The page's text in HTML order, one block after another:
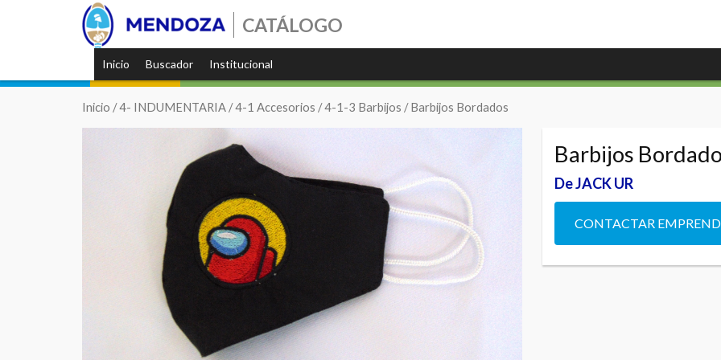
CATÁLOGO
Inicio Buscador Institucional
Inicio /4- INDUMENTARIA /4-1 Accesorios /4-1-3 Barbijos / Barbijos Bordados
Barbijos
De JACK UR
CONTACTAR